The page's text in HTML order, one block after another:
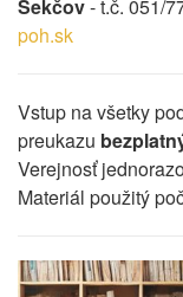
Sekčov- t.č. 051/
poh.sk
Vstup na všetky
preukazu
Verejnosť
Materiál použitý